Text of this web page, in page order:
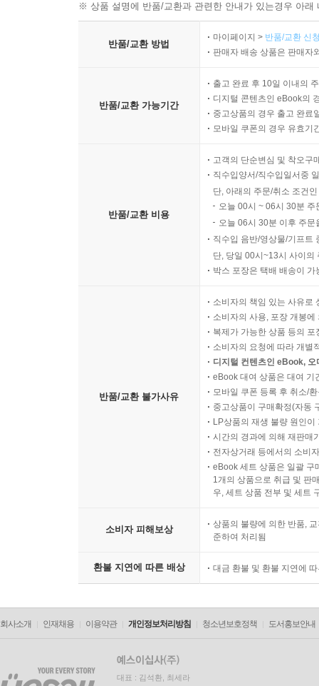
※ 상품 설명에 반품/교환과 관련한 안내가 있는경우 아
반품/교환 방법
마이페이지 > 반품/교환 신
판매자 배송 상품은 판매자
반품/교환 가능기간
출고 완료 후 10일 이내의
디지털 콘텐츠인 eBook의
중고상품의 경우 출고 완료
모바일 쿠폰의 경우 유효기
반품/교환 비용
고객의 단순변심 및 착오구
직수입양서/직수입일서중
단, 아래의 주문/취소 조건
오늘 00시 ~ 06시 30분
오늘 06시 30분 이후 주
직수입 음반/영상물/기프트
단, 당일 00시~13시 사이의
박스 포장은 택배 배송이
반품/교환 불가사유
소비자의 책임 있는 사유로
소비자의 사용, 포장 개봉
복제가 가능한 상품 등의
소비자의 요청에 따라 개별
디지털 컨텐츠인 eBook,
eBook 대여 상품은 대여 기
모바일 쿠폰 등록 후 취소/
중고상품이 구매확정(자동
LP상품의 재생 불량 원인
시간의 경과에 의해 재판매
전자상거래 등에서의 소비
eBook 세트 상품은 일괄 구
1개의 상품으로 취급 및 판
우, 세트 상품 전부 및 세트
소비자 피해보상
상품의 불량에 의한 반품,
준하여 처리됨
환불 지연에 따른 배상 대금 환불 및 환불 지연에
회사소개 인재채용 이용약관 개인정보처리방침 청소년보호정책 도서홍보안내
대표 : 김석환, 최세라